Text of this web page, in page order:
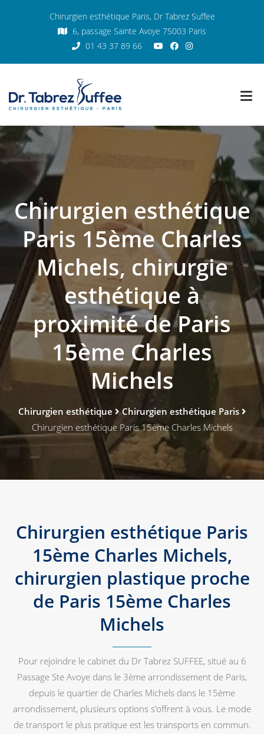
Chirurgien esthétique Paris, Dr Tabrez Suffee
6, passage Sainte Avoye 75003 Paris
01 43 37 89 66
Chirurgien esthétique
Paris 15ème Charles
Michels, chirurgie
esthétique à
proximité de Paris
15ème Charles
Michels
Chirurgien esthétique
Chirurgien esthétique Paris
Chirurgien esthétique Paris 15ème Charles Michels
Chirurgien esthétique Paris
15ème Charles Michels,
chirurgien plastique proche
de Paris 15ème Charles
Michels
Pour rejoindre le cabinet du Dr Tabrez SUFFEE, situé au 6
Passage Ste Avoye dans le 3ème arrondissement de Paris,
depuis le quartier de Charles Michels dans le 15ème
arrondissement, plusieurs options s’offrent à vous. Le mode
de transport le plus pratique est les transports en commun.